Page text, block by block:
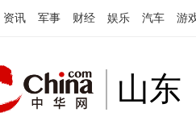
资讯 军事 财经 娱乐 汽车 游
山东